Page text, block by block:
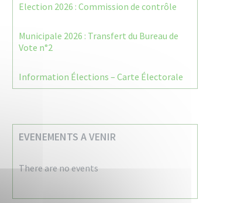
Election 2026 : Commission de contrôle
Municipale 2026 : Transfert du Bureau de
Vote n°2
Information Élections – Carte Électorale
EVENEMENTS A VENIR
There are no events